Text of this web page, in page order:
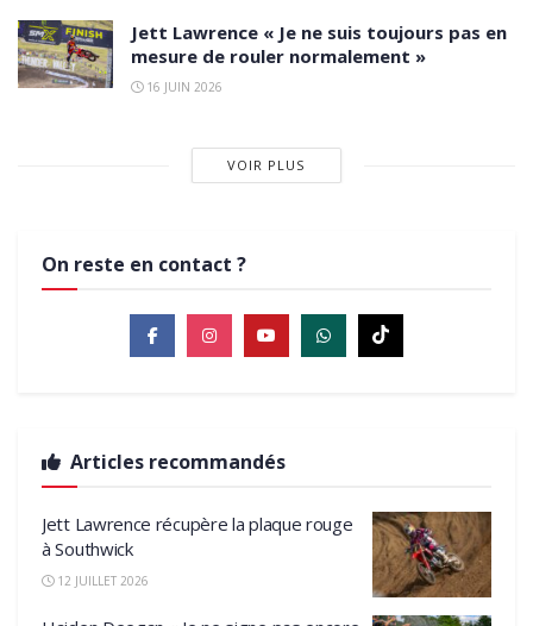
Jett Lawrence « Je ne suis toujours pas en
mesure de rouler normalement »
16 JUIN 2026
VOIR PLUS
On reste en contact ?
Articles recommandés
Jett Lawrence récupère la plaque rouge
à Southwick
12 JUILLET 2026